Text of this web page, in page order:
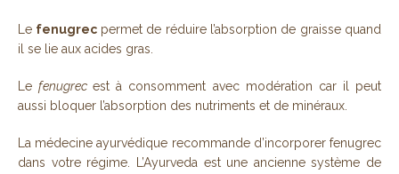
Le fenugrec permet de réduire l’absorption de graisse quand
il se lie aux acides gras.
Lefenugrecest à consomment avec modération car il peut
aussi bloquer l’absorption des nutriments et de minéraux.
La médecine ayurvédique recommande d’incorporer fenugrec
dans votre régime. L’Ayurveda est une ancienne système de